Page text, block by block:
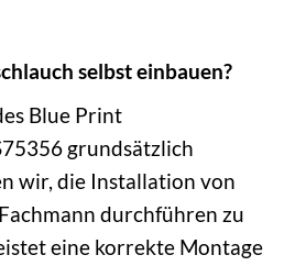
selbst einbauen?
Blue Print
grundsätzlich
wir, die Installation von
durchführen zu
eine korrekte Montage